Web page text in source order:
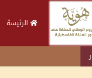
الرئيسة